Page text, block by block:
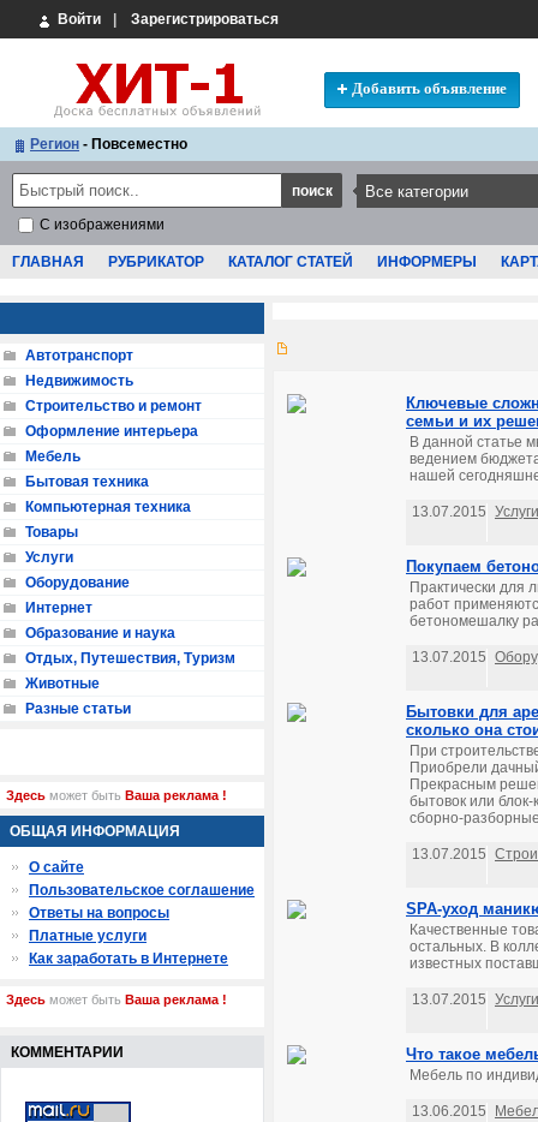
Войти Зарегистрироваться
Добавить объявление
Регион - Повсеместно
С изображениями
ГЛАВНАЯ РУБРИКАТОР КАТАЛОГ СТАТЕЙ ИНФОРМЕРЫ
Ключевые
семьи и их
В данной статье
ведением
нашей
13.07.2015 Услуги
Покупаем
Практически для
работ
бетономешалку
13.07.2015
Бытовки для
сколько она
При
Приобрели
Прекрасным
бытовок или
сборно-разборные
13.07.2015
SPA-уход
Качественные
остальных. В
известных
13.07.2015 Услуги
Что такое
Мебель по
13.06.2015
Автотранспорт
Недвижимость
Строительство и ремонт
Оформление интерьера
Мебель
Бытовая техника
Компьютерная техника
Товары
Услуги
Оборудование
Интернет
Образование и наука
Отдых, Путешествия, Туризм
Животные
Разные статьи
Здесь может быть Ваша реклама !
ОБЩАЯ ИНФОРМАЦИЯ
О сайте
Пользовательское соглашение
Ответы на вопросы
Платные услуги
Как заработать в Интернете
Здесь может быть Ваша реклама !
КОММЕНТАРИИ